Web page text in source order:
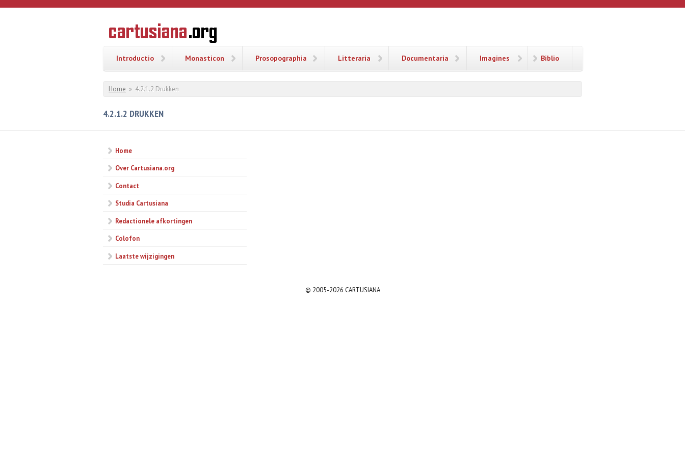
Overslaan en naar de inhoud gaan
CARTUSIANA
Geschiedenis
van de
Introductio Monasticon Prosopographia Litteraria Documentaria Imagines Biblio
U bent hier
Home » 4.2.1.2 Drukken
4.2.1.2 DRUKKEN
Home
Over Cartusiana.org
Contact
Studia Cartusiana
Redactionele afkortingen
Colofon
Laatste wijzigingen
© 2005-2026 CARTUSIANA